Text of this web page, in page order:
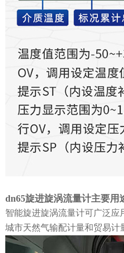
dn65旋进旋涡流量计主要用
智能旋进旋涡流量计可广泛应用于
城市天然气输配计量和贸易计